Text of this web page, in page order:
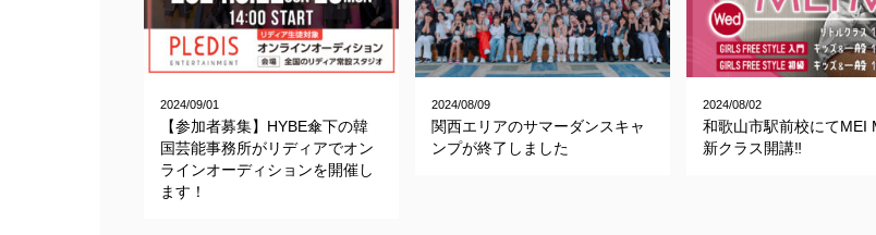
2024/09/01
【参加者募集】HYBE傘下の韓
国芸能事務所がリディアでオン
ラインオーディションを開催し
ます！
2024/08/09
関西エリアのサマーダンスキャ
ンプが終了しました
2024/08/02
和歌山市駅前校にてMEI
新クラス開講‼